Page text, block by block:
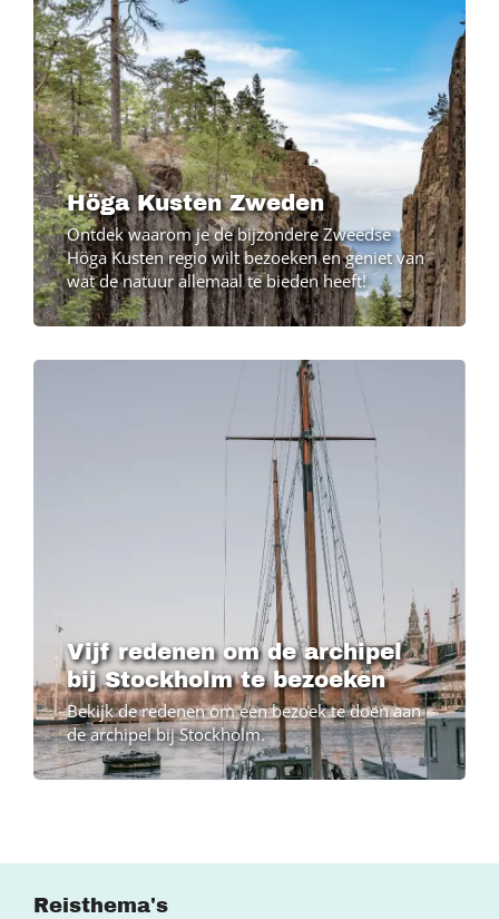
Höga Kusten Zweden
Ontdek waarom je de bijzondere Zweedse
Höga Kusten regio wilt bezoeken en geniet van
wat de natuur allemaal te bieden heeft!
Vijf redenen om de archipel
bij Stockholm te bezoeken
Bekijk de redenen om een bezoek te doen aan
de archipel bij Stockholm.
Reisthema's